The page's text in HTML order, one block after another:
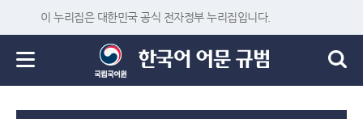
이 누리집은 대한민국 공식 전자정부 누리집입니다.